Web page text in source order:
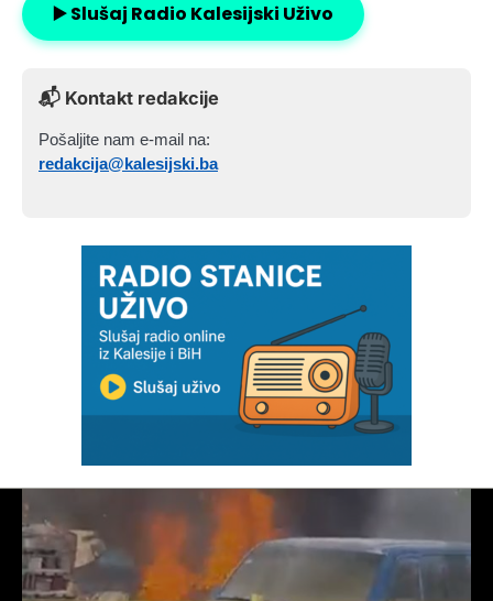
▶️ Slušaj Radio Kalesijski Uživo
📬 Kontakt redakcije
Pošaljite nam e-mail na:
redakcija@kalesijski.ba